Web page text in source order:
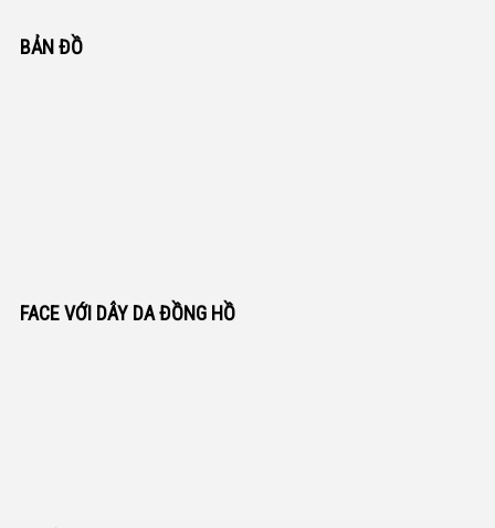
BẢN ĐỒ
FACE VỚI DÂY DA ĐỒNG HỒ